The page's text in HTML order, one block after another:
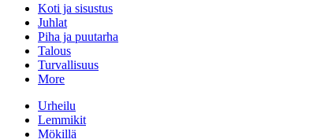
Koti ja sisustus
Juhlat
Piha ja puutarha
Talous
Turvallisuus
More
Urheilu
Lemmikit
Mökillä